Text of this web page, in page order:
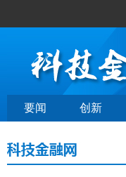
要闻 创新